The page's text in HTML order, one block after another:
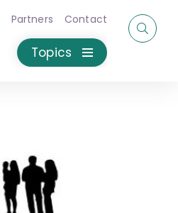
Partners Contact
Topics